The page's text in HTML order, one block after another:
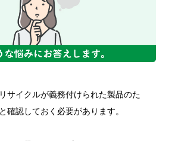
サイクルが義務付けられた製品のた
確認しておく必要があります。